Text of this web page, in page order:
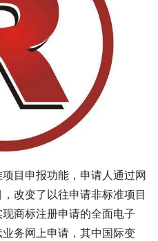
目申报功能，申请人通过网
改变了以往申请非标准项目
商标注册申请的全面电子
务网上申请，其中国际变